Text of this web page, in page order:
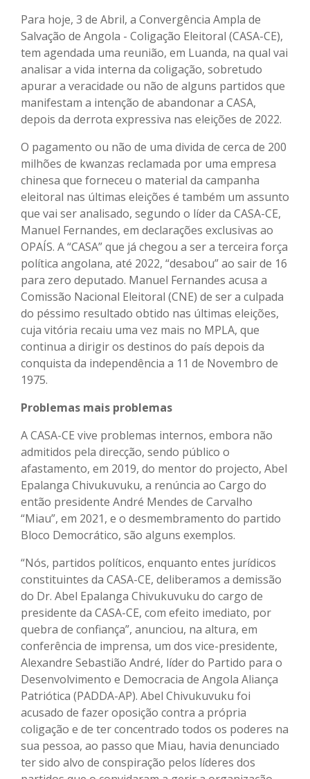
Para hoje, 3 de Abril, a Convergência Ampla de
Salvação de Angola - Coligação Eleitoral (CASA-CE),
tem agendada uma reunião, em Luanda, na qual vai
analisar a vida interna da coligação, sobretudo
apurar a veracidade ou não de alguns partidos que
manifestam a intenção de abandonar a CASA,
depois da derrota expressiva nas eleições de 2022.
O pagamento ou não de uma divida de cerca de 200
milhões de kwanzas reclamada por uma empresa
chinesa que forneceu o material da campanha
eleitoral nas últimas eleições é também um assunto
que vai ser analisado, segundo o líder da CASA-CE,
Manuel Fernandes, em declarações exclusivas ao
OPAÍS. A “CASA” que já chegou a ser a terceira força
política angolana, até 2022, “desabou” ao sair de 16
para zero deputado. Manuel Fernandes acusa a
Comissão Nacional Eleitoral (CNE) de ser a culpada
do péssimo resultado obtido nas últimas eleições,
cuja vitória recaiu uma vez mais no MPLA, que
continua a dirigir os destinos do país depois da
conquista da independência a 11 de Novembro de
1975.
Problemas mais problemas
A CASA-CE vive problemas internos, embora não
admitidos pela direcção, sendo público o
afastamento, em 2019, do mentor do projecto, Abel
Epalanga Chivukuvuku, a renúncia ao Cargo do
então presidente André Mendes de Carvalho
“Miau”, em 2021, e o desmembramento do partido
Bloco Democrático, são alguns exemplos.
“Nós, partidos políticos, enquanto entes jurídicos
constituintes da CASA-CE, deliberamos a demissão
do Dr. Abel Epalanga Chivukuvuku do cargo de
presidente da CASA-CE, com efeito imediato, por
quebra de confiança”, anunciou, na altura, em
conferência de imprensa, um dos vice-presidente,
Alexandre Sebastião André, líder do Partido para o
Desenvolvimento e Democracia de Angola Aliança
Patriótica (PADDA-AP). Abel Chivukuvuku foi
acusado de fazer oposição contra a própria
coligação e de ter concentrado todos os poderes na
sua pessoa, ao passo que Miau, havia denunciado
ter sido alvo de conspiração pelos líderes dos